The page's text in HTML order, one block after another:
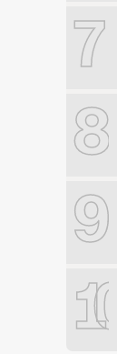
7
8
9
10